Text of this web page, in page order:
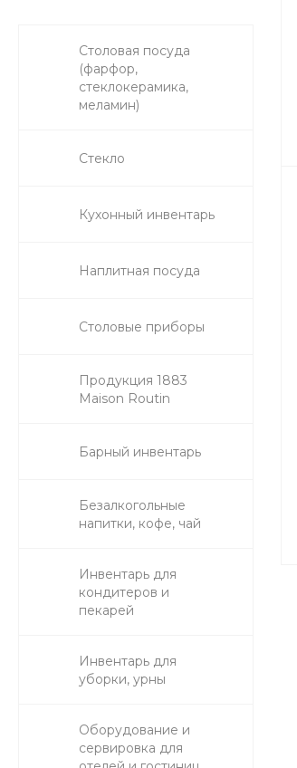
Столовая посуда
(фарфор,
стеклокерамика,
меламин)
Стекло
Кухонный инвентарь
Наплитная посуда
Столовые приборы
Продукция 1883
Maison Routin
Барный инвентарь
Безалкогольные
напитки, кофе, чай
Инвентарь для
кондитеров и
пекарей
Инвентарь для
уборки, урны
Оборудование и
сервировка для